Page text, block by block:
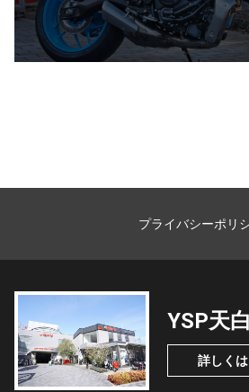
プライバシーポリ
YSP天白
詳しく